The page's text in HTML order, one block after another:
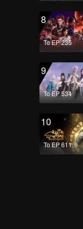
8
To EP 235
9
To EP 534
10
To EP 611